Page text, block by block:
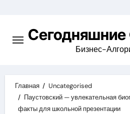
содержимому
Бизнес-
Главная
Uncategorised
Паустовский — увлекательная
факты для школьной презентации